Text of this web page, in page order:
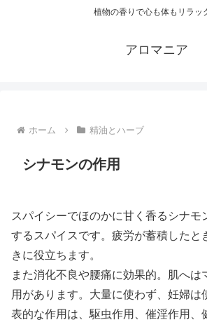
植物の香りで心も体もリラッ
アロマニア
ホーム 精油とハーブ
シナモンの作用
スパイシーでほのかに甘く香るシナモ
するスパイスです。疲労が蓄積したと
きに役立ちます。
また消化不良や腰痛に効果的。肌へは
用があります。大量に使わず、妊婦は
表的な作用は、駆虫作用、催淫作用、